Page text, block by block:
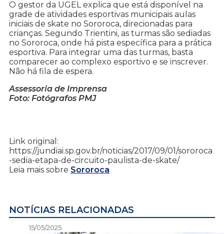
O gestor da UGEL explica que está disponível na
grade de atividades esportivas municipais aulas
iniciais de skate no Sororoca, direcionadas para
crianças. Segundo Trientini, as turmas são sediadas
no Sororoca, onde há pista específica para a prática
esportiva. Para integrar uma das turmas, basta
comparecer ao complexo esportivo e se inscrever.
Não há fila de espera.
Assessoria de Imprensa
Foto: Fotógrafos PMJ
Link original:
https://jundiai.sp.gov.br/noticias/2017/09/01/sororoca
-sedia-etapa-de-circuito-paulista-de-skate/
Leia mais sobre Sororoca
NOTÍCIAS RELACIONADAS
15/05/2025